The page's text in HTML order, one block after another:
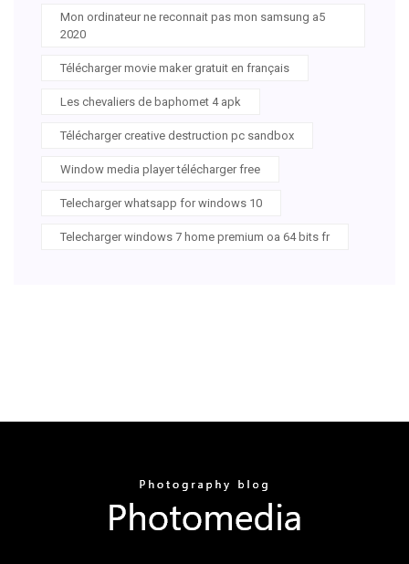
Mon ordinateur ne reconnait pas mon samsung a5
2020
Télécharger movie maker gratuit en français
Les chevaliers de baphomet 4 apk
Télécharger creative destruction pc sandbox
Window media player télécharger free
Telecharger whatsapp for windows 10
Telecharger windows 7 home premium oa 64 bits fr